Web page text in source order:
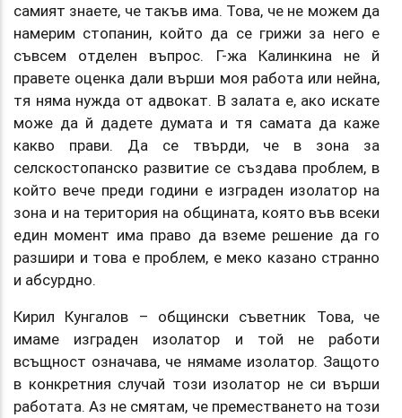
самият знаете, че такъв има. Това, че не можем да
намерим стопанин, който да се грижи за него е
съвсем отделен въпрос. Г-жа Калинкина не й
правете оценка дали върши моя работа или нейна,
тя няма нужда от адвокат. В залата е, ако искате
може да й дадете думата и тя самата да каже
какво прави. Да се твърди, че в зона за
селскостопанско развитие се създава проблем, в
който вече преди години е изграден изолатор на
зона и на територия на общината, която във всеки
един момент има право да вземе решение да го
разшири и това е проблем, е меко казано странно
и абсурдно.
Кирил Кунгалов – общински съветник Това, че
имаме изграден изолатор и той не работи
всъщност означава, че нямаме изолатор. Защото
в конкретния случай този изолатор не си върши
работата. Аз не смятам, че преместването на този